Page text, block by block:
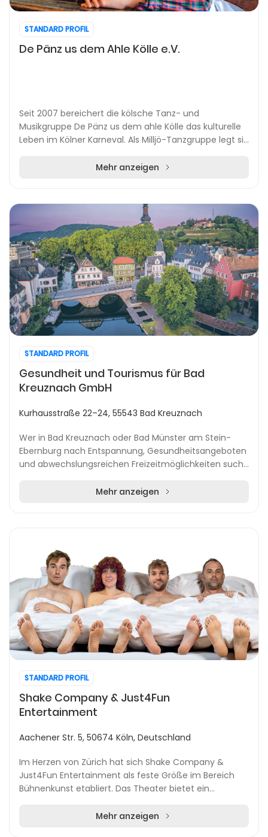
STANDARD PROFIL
De Pänz us dem Ahle Kölle e.V.
Seit 2007 bereichert die kölsche Tanz- und
Musikgruppe De Pänz us dem ahle Kölle das kulturelle
Leben im Kölner Karneval. Als Milljö-Tanzgruppe legt sie
Mehr anzeigen
STANDARD PROFIL
Gesundheit und Tourismus für Bad
Kreuznach GmbH
Kurhausstraße 22–24, 55543 Bad Kreuznach
Wer in Bad Kreuznach oder Bad Münster am Stein-
Ebernburg nach Entspannung, Gesundheitsangeboten
und abwechslungsreichen Freizeitmöglichkeiten sucht,
Mehr anzeigen
STANDARD PROFIL
Shake Company & Just4Fun
Entertainment
Aachener Str. 5, 50674 Köln, Deutschland
Im Herzen von Zürich hat sich Shake Company &
Just4Fun Entertainment als feste Größe im Bereich
Bühnenkunst etabliert. Das Theater bietet ein
Theaterproduktionen –...Mehr anzeigen